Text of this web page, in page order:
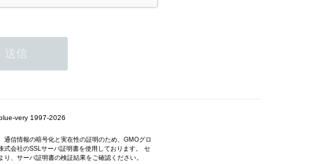
very 1997-2026
通信情報の暗号化と実在性の証明のため、GMOグロ
式会社のSSLサーバ証明書を使用しております。 セ
り、サーバ証明書の検証結果をご確認ください。